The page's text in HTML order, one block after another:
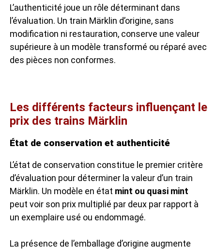
L’authenticité joue un rôle déterminant dans
l’évaluation. Un train Märklin d’origine, sans
modification ni restauration, conserve une valeur
supérieure à un modèle transformé ou réparé avec
des pièces non conformes.
Les différents facteurs influençant le
prix des trains Märklin
État de conservation et authenticité
L’état de conservation constitue le premier critère
d’évaluation pour déterminer la valeur d’un train
Märklin. Un modèle en état mint ou quasi mint
peut voir son prix multiplié par deux par rapport à
un exemplaire usé ou endommagé.
La présence de l’emballage d’origine augmente